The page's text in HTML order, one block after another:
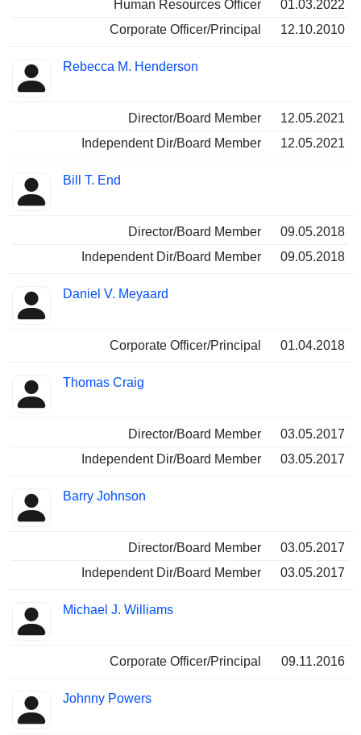
Human Resources Officer
01.03.2022
Corporate Officer/Principal
12.10.2010
Rebecca M. Henderson
Director/Board Member
12.05.2021
Independent Dir/Board Member
12.05.2021
Bill T. End
Director/Board Member
09.05.2018
Independent Dir/Board Member
09.05.2018
Daniel V. Meyaard
Corporate Officer/Principal 01.04.2018
Thomas Craig
Director/Board Member
03.05.2017
Independent Dir/Board Member
03.05.2017
Barry Johnson
Director/Board Member
03.05.2017
Independent Dir/Board Member
03.05.2017
Michael J. Williams
Corporate Officer/Principal 09.11.2016
Johnny Powers